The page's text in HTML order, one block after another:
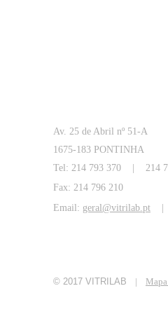
Av. 25 de Abril nº 51-A
1675-183 PONTINHA
Tel: 214 793 370 | 214
Fax: 214 796 210
Email: geral@vitrilab.pt
© 2017 VITRILAB |